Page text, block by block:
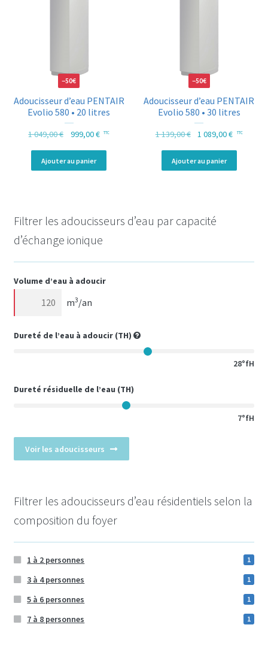
−50€
Adoucisseur d’eau PENTAIR
Evolio 580 • 20 litres
1 049,00€ Le prix initial était : 1 049,00 €.
999,00€Le prix actuel est : 999,00 €.
TTC
Ajouter au panier
−50€
Adoucisseur d’eau PENTAIR
Evolio 580 • 30 litres
1 139,00€ Le prix initial était : 1
1 089,00€Le prix
TTC
Ajouter au panier
Filtrer les adoucisseurs d’eau par capacité
d’échange ionique
Volume d’eau à adoucir
m3/an
Dureté de l’eau à adoucir (TH)
28°fH
Dureté résiduelle de l’eau (TH)
7°fH
Voir les adoucisseurs
Filtrer les adoucisseurs d’eau résidentiels selon la
composition du foyer
1 à 2 personnes 1
3 à 4 personnes 1
5 à 6 personnes 1
7 à 8 personnes 1